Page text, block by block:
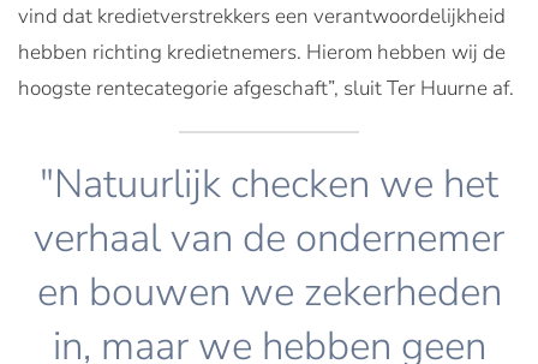
vind dat kredietverstrekkers een verantwoordelijkheid
hebben richting kredietnemers. Hierom hebben wij de
hoogste rentecategorie afgeschaft”, sluit Ter Huurne af.
"Natuurlijk checken we het
verhaal van de ondernemer
en bouwen we zekerheden
in, maar we hebben geen